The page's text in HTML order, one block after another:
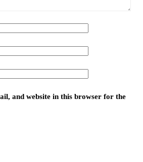
and website in this browser for the